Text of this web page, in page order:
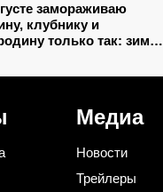
замораживаю
клубнику и
только так: зимой
Медиа
Новости
Трейлеры